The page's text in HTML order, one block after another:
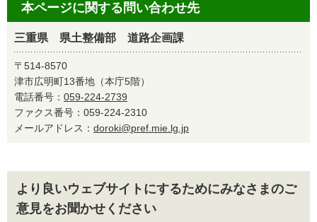
本ページに関する問い合わせ先
三重県 県土整備部 道路企画課
〒514-8570
津市広明町13番地（本庁5階）
電話番号： 059-224-2739
ファクス番号：059-224-2310
メールアドレス： doroki@pref.mie.lg.jp
より良いウェブサイトにするためにみなさまのご
意見をお聞かせください